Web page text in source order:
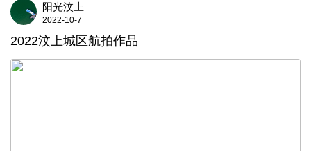
阳光汶上
2022-10-7
2022汶上城区航拍作品